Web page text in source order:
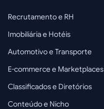
Recrutamento e RH
Imobiliária e Hotéis
Automotivo e Transporte
E-commerce e Marketplaces
Classificados e Diretórios
Conteúdo e Nicho